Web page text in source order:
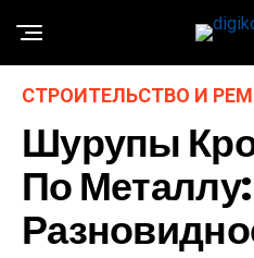
СТРОИТЕЛЬСТВО И
Шурупы
По Металлу: